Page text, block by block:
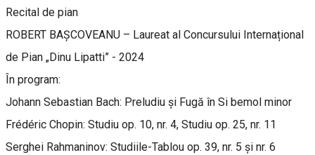
Recital de pian
ROBERT BAȘCOVEANU – Laureat al Concursului Internațional
de Pian „Dinu Lipatti” - 2024
În program:
Johann Sebastian Bach: Preludiu și Fugă în Si bemol minor
Frédéric Chopin: Studiu op. 10, nr. 4, Studiu op. 25, nr. 11
Serghei Rahmaninov: Studiile-Tablou op. 39, nr. 5 și nr. 6